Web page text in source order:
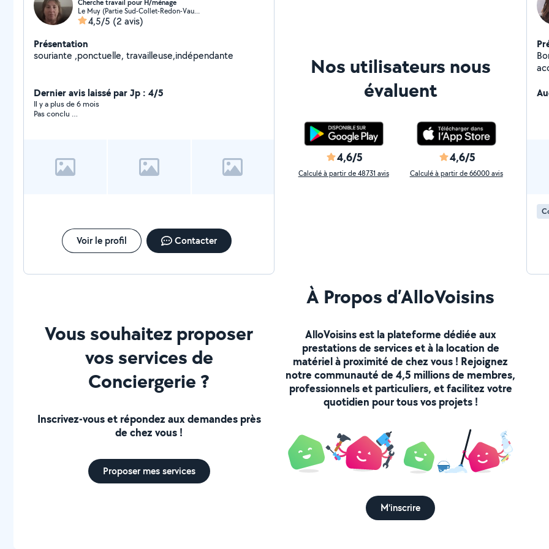
Cherche travail pour H/ménage
Le Muy (Partie Sud-Collet-Redon-Vauses-Testavins)
4,5/5 (2 avis)
Présentation
souriante ,ponctuelle, travailleuse,indépendante
Dernier avis laissé par Jp : 4/5
Il y a plus de 6 mois
Pas conclu …
Voir le profil Contacter
Nos utilisateurs nous
évaluent
4,6/5
Calculé à partir de 48731 avis
4,6/5
Calculé à partir de 66000 avis
Vous souhaitez proposer
vos services de
Conciergerie ?
Inscrivez-vous et répondez aux demandes près
de chez vous !
Proposer mes services
À Propos d’AlloVoisins
AlloVoisins est la plateforme dédiée aux
prestations de services et à la location de
matériel à proximité de chez vous ! Rejoignez
notre communauté de 4,5 millions de membres,
professionnels et particuliers, et facilitez votre
quotidien pour tous vos projets !
M'inscrire